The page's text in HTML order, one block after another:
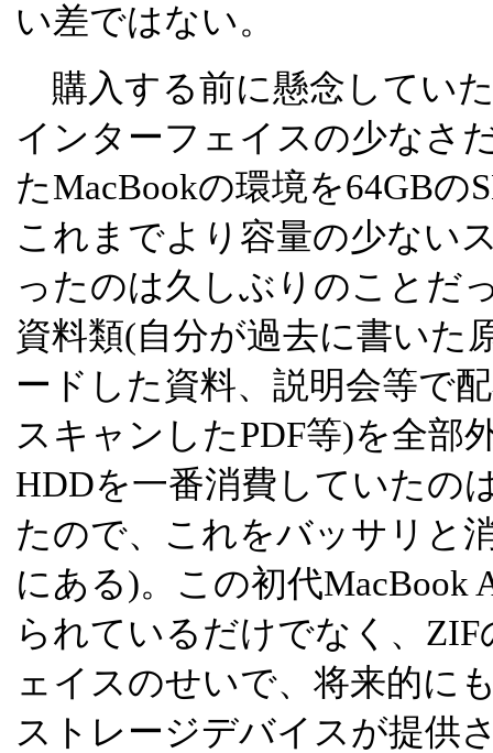
い差ではない。
購入する前に懸念してい
インターフェイスの少なさ
たMacBookの環境を64GB
これまでより容量の少ない
ったのは久しぶりのことだ
資料類(自分が過去に書いた
ードした資料、説明会等で
スキャンしたPDF等)を全部
HDDを一番消費していたの
たので、これをバッサリと
にある)。この初代MacBook
られているだけでなく、
ェイスのせいで、将来的に
ストレージデバイスが提供